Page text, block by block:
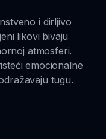
i dirljivo
likovi bivaju
atmosferi.
emocionalne
tugu.